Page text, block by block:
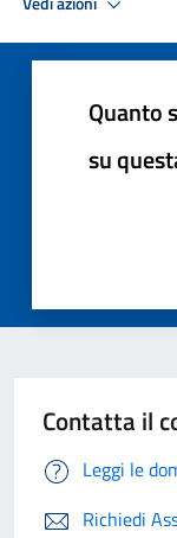
Quanto
su
Contatta il
Leggi le
Richiedi